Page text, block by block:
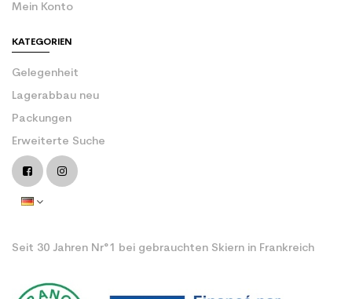
Mein Konto
KATEGORIEN
Gelegenheit
Lagerabbau neu
Packungen
Erweiterte Suche
Seit 30 Jahren Nr°1 bei gebrauchten Skiern in Frankreich